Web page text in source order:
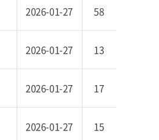
2026-01-27 58
2026-01-27 13
2026-01-27 17
2026-01-27 15